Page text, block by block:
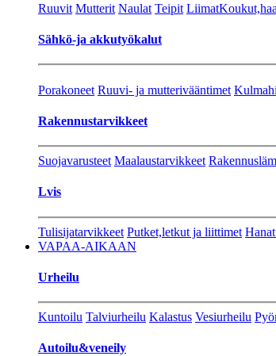
Ruuvit Mutterit Naulat Teipit Liimat
Sähkö-ja akkutyökalut
Porakoneet Ruuvi- ja mutterivääntimet
Rakennustarvikkeet
Suojavarusteet Maalaustarvikkeet
Lvis
Tulisijatarvikkeet Putket,letkut ja liittimet
VAPAA-AIKAAN
Urheilu
Kuntoilu Talviurheilu Kalastus Vesiurheilu
Autoilu&veneily